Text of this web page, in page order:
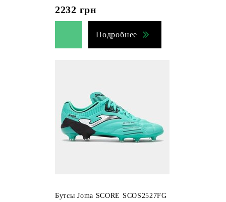
2232 грн
Подробнее
Бутсы Joma SCORE SCOS2527FG